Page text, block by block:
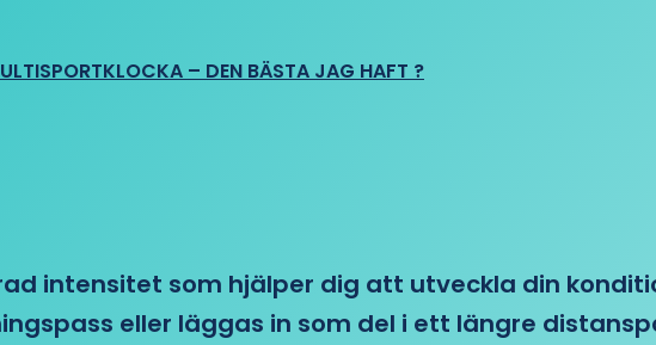
– DEN BÄSTA JAG HAFT ?
intensitet som hjälper dig att utveckla din
eller läggas in som del i ett längre